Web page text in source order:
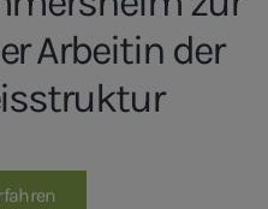
Arbeitin der